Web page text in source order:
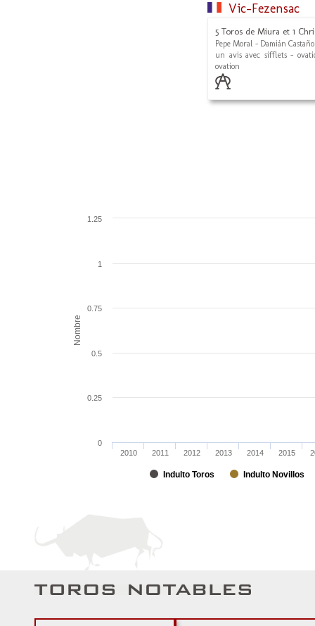
Vic-Fezensac
5 Toros de Miura et 1
Pepe Moral - Damián
un avis avec sifflets -
ovation
Nombre
Indulto Toros Indulto Novillos
2010 2011 2012 2013 2014 2015
0
0.25
0.5
0.75
1
1.25